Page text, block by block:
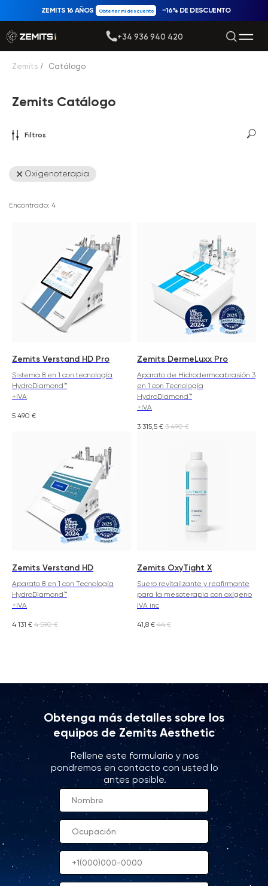
Obtener mi descuento
ZEMITS 16 AÑOS −16% DE DESCUENTO
+34 936 940 420
Zemits / Catálogo
Zemits Catálogo
Filtros
Oxigenoterapia
Encontrado: 4
Zemits Verstand HD Pro
Sistema 8 en 1 con tecnología
HydroDiamond™
+IVA
5 490 €
Zemits DermeLuxx Pro
Aparato de Hidrodermoabrasión 3
en 1 con Tecnología
HydroDiamond™
+IVA
3 315,5 € 3 490 €
Zemits Verstand HD
Aparato 8 en 1 con Tecnología
HydroDiamond™
+IVA
4 131 € 4 590 €
Zemits OxyTight X
Suero revitalizante y reafirmante
para la mesoterapia con oxígeno
IVA inc
41,8 € 44 €
Obtenga más detalles sobre los
equipos de Zemits Aesthetic
Rellene este formulario y nos
pondremos en contacto con usted lo
antes posible.